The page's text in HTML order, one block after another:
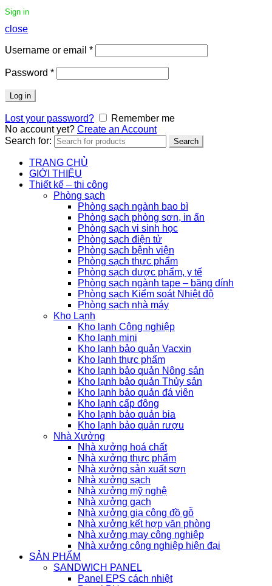
Sign in
close
Username or email *
Password *
Log in
Lost your password?
Remember me
No account yet? Create an Account
Search for:
Search
TRANG CHỦ
GIỚI THIỆU
Thiết kế – thi công
Phòng sạch
Phòng sạch ngành bao bì
Phòng sạch phòng sơn, in ấn
Phòng sạch vi sinh học
Phòng sạch điện tử
Phòng sạch bệnh viện
Phòng sạch thực phẩm
Phòng sạch dược phẩm, y tế
Phòng sạch ngành tape – băng dính
Phòng sạch Kiểm soát Nhiệt độ
Phòng sạch nhà máy
Kho Lạnh
Kho lạnh Công nghiệp
Kho lạnh mini
Kho lạnh bảo quản Vacxin
Kho lạnh thực phẩm
Kho lạnh bảo quản Nông sản
Kho lạnh bảo quản Thủy sản
Kho lạnh bảo quản đá viên
Kho lạnh cấp đông
Kho lạnh bảo quản bia
Kho lạnh bảo quản rượu
Nhà Xưởng
Nhà xưởng hoá chất
Nhà xưởng thực phẩm
Nhà xưởng sản xuất sơn
Nhà xưởng sạch
Nhà xưởng mỹ nghệ
Nhà xưởng gạch
Nhà xưởng gia công đồ gỗ
Nhà xưởng kết hợp văn phòng
Nhà xưởng may công nghiệp
Nhà xưởng công nghiệp hiện đại
SẢN PHẨM
SANDWICH PANEL
Panel EPS cách nhiệt